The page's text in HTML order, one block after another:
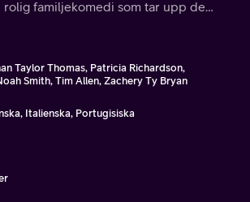
rolig familjekomedi som tar upp de
Taylor Thomas, Patricia Richardson,
Smith, Tim Allen, Zachery Ty Bryan
Italienska, Portugisiska